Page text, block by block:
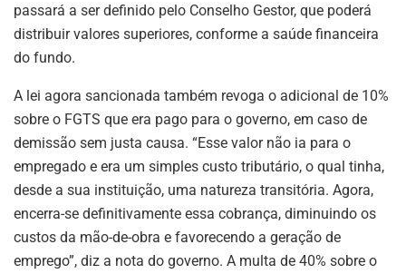
passará a ser definido pelo Conselho Gestor, que poderá
distribuir valores superiores, conforme a saúde financeira
do fundo.
A lei agora sancionada também revoga o adicional de 10%
sobre o FGTS que era pago para o governo, em caso de
demissão sem justa causa. “Esse valor não ia para o
empregado e era um simples custo tributário, o qual tinha,
desde a sua instituição, uma natureza transitória. Agora,
encerra-se definitivamente essa cobrança, diminuindo os
custos da mão-de-obra e favorecendo a geração de
emprego”, diz a nota do governo. A multa de 40% sobre o